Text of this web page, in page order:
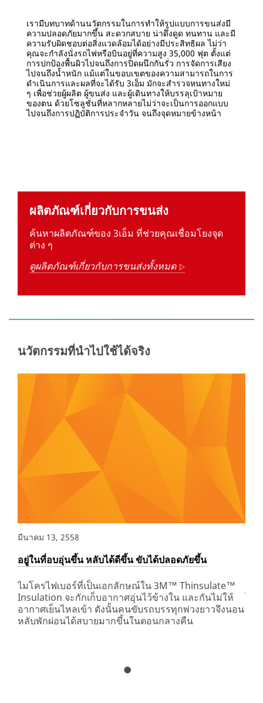
เรามีบทบาทด้านนวัตกรรมในการทำให้รูปแบบการขนส่งมี
ความปลอดภัยมากขึ้น สะดวกสบาย น่าดึงดูด ทนทาน และมี
ความรับผิดชอบต่อสิ่งแวดล้อมได้อย่างมีประสิทธิผล ไม่ว่า
คุณจะกำลังนั่งรถไฟหรือบินอยู่ที่ความสูง 35,000 ฟุต ตั้งแต่
การปกป้องพื้นผิวไปจนถึงการปิดผนึกกันรั่ว การจัดการเสียง
ไปจนถึงน้ำหนัก แม้แต่ในขอบเขตของความสามารถในการ
ดำเนินการและผลที่จะได้รับ 3เอ็ม มักจะสำรวจหนทางใหม่
ๆ เพื่อช่วยผู้ผลิต ผู้ขนส่ง และผู้เดินทางให้บรรลุเป้าหมาย
ของตน ด้วยโซลูชั่นที่หลากหลายไม่ว่าจะเป็นการออกแบบ
ไปจนถึงการปฏิบัติการประจำวัน จนถึงจุดหมายข้างหน้า
ผลิตภัณฑ์เกี่ยวกับการขนส่ง
ค้นหาผลิตภัณฑ์ของ 3เอ็ม ที่ช่วยคุณเชื่อมโยงจุด
ต่าง ๆ
ดูผลิตภัณฑ์เกี่ยวกับการขนส่งทั้งหมด
นวัตกรรมที่นำไปใช้ได้จริง
มีนาคม 13, 2558
อยู่ในที่อบอุ่นขึ้น หลับได้ดีขึ้น ขับได้ปลอดภัยขึ้น
ไมโครไฟเบอร์ที่เป็นเอกลักษณ์ใน 3M™ Thinsulate™
Insulation จะกักเก็บอากาศอุ่นไว้ข้างใน และกันไม่ให้
อากาศเย็นไหลเข้า ดังนั้นคนขับรถบรรทุกพ่วงยาวจึงนอน
หลับพักผ่อนได้สบายมากขึ้นในตอนกลางคืน